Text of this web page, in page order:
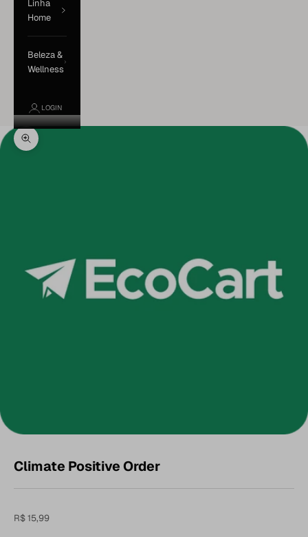
Linha
Home
Beleza &
Wellness
LOGIN
Zoom na imagem
Climate Positive Order
Preço promocional
R$ 15,99